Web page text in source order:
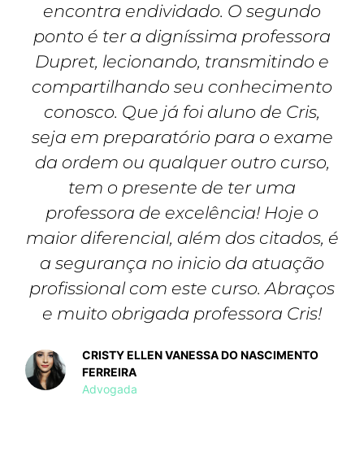
encontra endividado. O segundo
ponto é ter a digníssima professora
Dupret, lecionando, transmitindo e
compartilhando seu conhecimento
conosco. Que já foi aluno de Cris,
seja em preparatório para o exame
da ordem ou qualquer outro curso,
tem o presente de ter uma
professora de excelência! Hoje o
maior diferencial, além dos citados, é
a segurança no inicio da atuação
profissional com este curso. Abraços
e muito obrigada professora Cris!
CRISTY ELLEN VANESSA DO NASCIMENTO
FERREIRA
Advogada